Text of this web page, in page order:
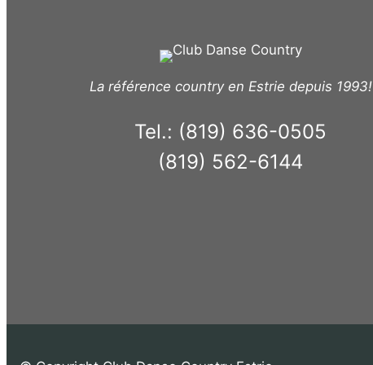
La référence country en Estrie depuis 1993!
Tel.: (819) 636-0505
(819) 562-6144